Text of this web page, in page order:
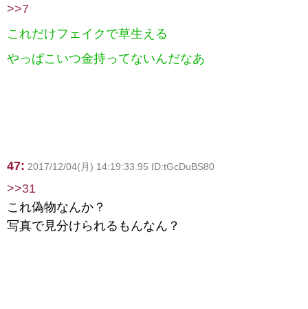
>>7
これだけフェイクで草生える
やっぱこいつ金持ってないんだなあ
47: 2017/12/04(月) 14:19:33.95 ID:tGcDuBS80
>>31
これ偽物なんか？
写真で見分けられるもんなん？